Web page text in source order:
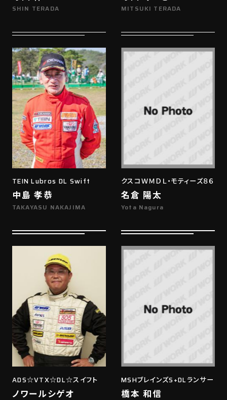
SHIN TERADA MITSUKI TERADA
TEIN Lubros DL Swift
中島 孝恭
TAKAYASU NAKAJIMA
クスコＷＭＤＬ・モティーズ８６
名倉 陽太
Yota Nagura
ADS☆VTX☆DL☆スイフト
ノワールシゲオ
MSHブレインズS+DLランサー
橋本 和信